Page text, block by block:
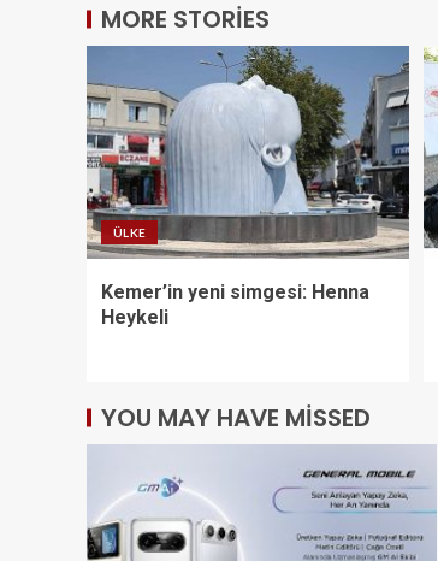
MORE STORIES
ÜLKE
Kemer’in yeni simgesi: Henna
Heykeli
YOU MAY HAVE MISSED